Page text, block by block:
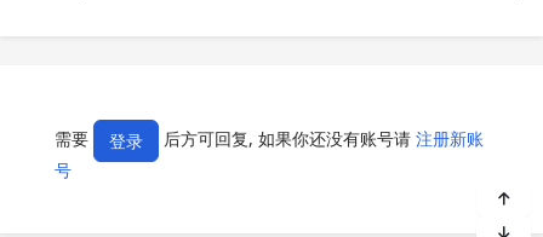
需要 登录 后方可回复, 如果你还没有账号请 注册新账
号